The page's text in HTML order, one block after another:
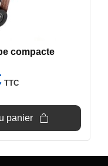
compacte
prix
est :
TTC
panier